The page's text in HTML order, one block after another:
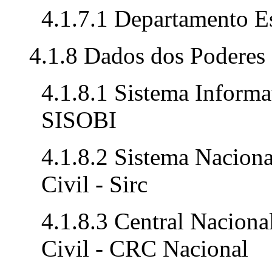
4.1.7.1 Departamento
4.1.8 Dados dos
4.1.8.1 Sistema
SISOBI
4.1.8.2 Sistema
Civil - Sirc
4.1.8.3 Central
Civil - CRC Nacional